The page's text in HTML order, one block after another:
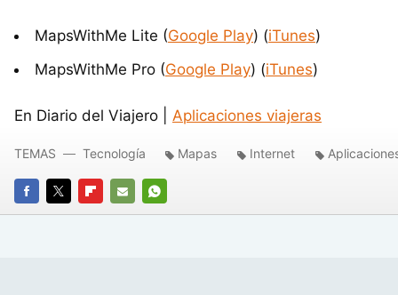
MapsWithMe Lite (Google Play) (iTunes)
MapsWithMe Pro (Google Play) (iTunes)
En Diario del Viajero | Aplicaciones viajeras
FACEBOOK
TWITTERFLIPBOARD
E-
WHATSAPP
TEMAS Tecnología Mapas Internet